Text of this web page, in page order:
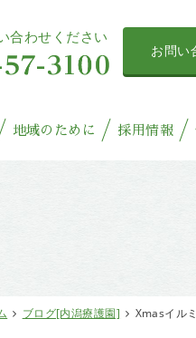
合わせください
お問い
地域のために 採用情報
ブログ[内潟療護園] Xmasイル